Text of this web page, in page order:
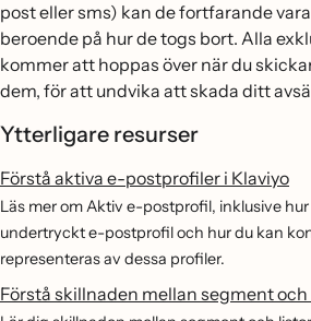
post eller sms) kan de fortfarande
beroende på hur de togs bort. Alla
kommer att hoppas över när du
dem, för att undvika att skada ditt
Ytterligare resurser
Förstå aktiva e-postprofiler i Klaviyo
Läs mer om Aktiv e-postprofil, inklusive
undertryckt e-postprofil och hur du kan
representeras av dessa profiler.
Förstå skillnaden mellan segment och